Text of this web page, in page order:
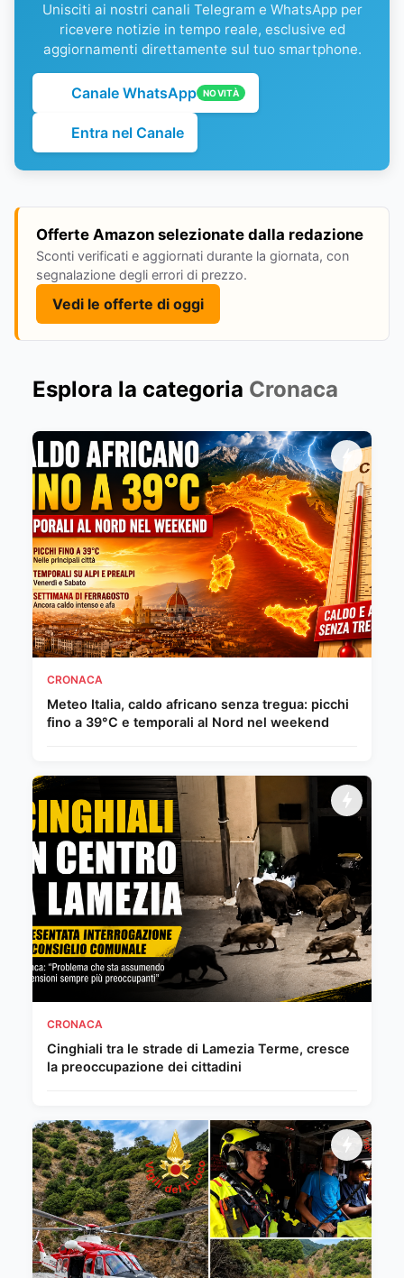
Unisciti ai nostri canali Telegram e WhatsApp per
ricevere notizie in tempo reale, esclusive ed
aggiornamenti direttamente sul tuo smartphone.
Canale WhatsApp NOVITÀ
Entra nel Canale
Offerte Amazon selezionate dalla redazione
Sconti verificati e aggiornati durante la giornata, con
segnalazione degli errori di prezzo.
Vedi le offerte di oggi
Esplora la categoria Cronaca
CRONACA
Meteo Italia, caldo africano senza tregua: picchi
fino a 39°C e temporali al Nord nel weekend
CRONACA
Cinghiali tra le strade di Lamezia Terme, cresce
la preoccupazione dei cittadini